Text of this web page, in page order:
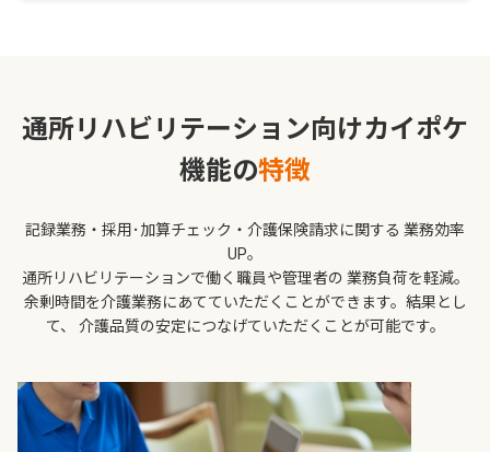
通所リハビリテーション向けカイポケ
機能の特徴
記録業務・採用･加算チェック・介護保険請求に関する 業務効率
UP。
通所リハビリテーションで働く職員や管理者の 業務負荷を軽減。
余剰時間を介護業務にあてていただくことができます。結果とし
て、 介護品質の安定につなげていただくことが可能です。